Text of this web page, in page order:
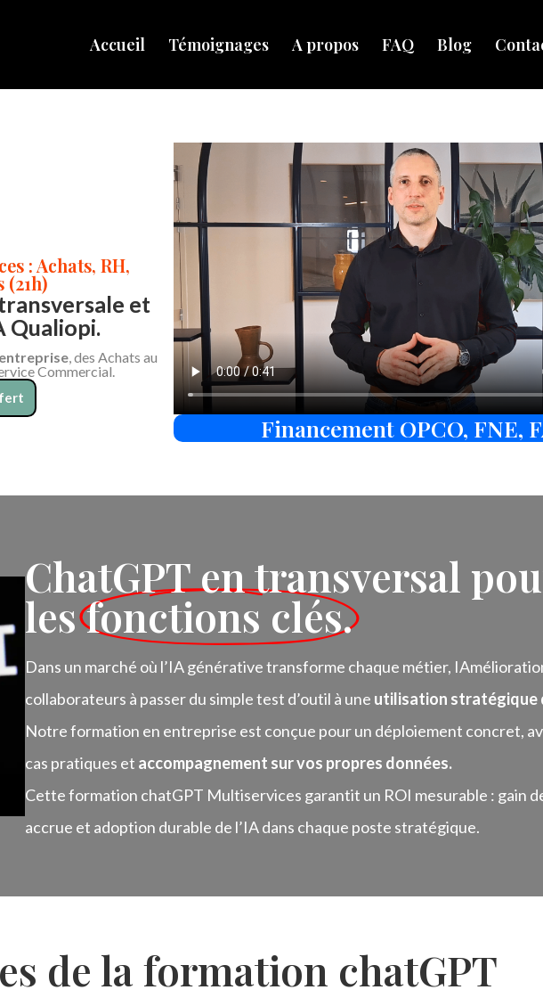
Accueil Témoignages A propos FAQ Blog
: Achats, RH,
et
Qualiopi.
, des Achats au
Commercial.
Financement OPCO, FNE,
ChatGPT en transversal
lesfonctions clés.
Dans un marché où l’IA générative transforme chaque métier,
collaborateurs à passer du simple test d’outil à une utilisation stratégique
Notre formation en entreprise est conçue pour un déploiement concret,
cas pratiques et accompagnement sur vos propres données.
Cette formation chatGPT Multiservices garantit un ROI mesurable : gain
accrue et adoption durable de l’IA dans chaque poste stratégique.
de la formation chatGPT